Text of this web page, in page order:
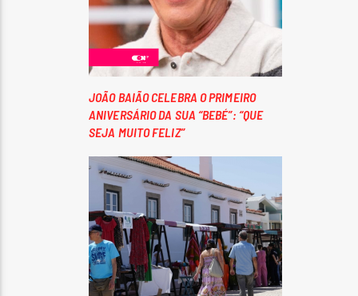
JOÃO BAIÃO CELEBRA O PRIMEIRO
ANIVERSÁRIO DA SUA “BEBÉ”: “QUE
SEJA MUITO FELIZ”